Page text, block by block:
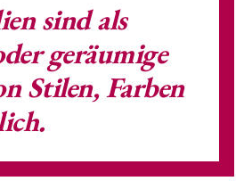
sind als
geräumige
Stilen, Farben